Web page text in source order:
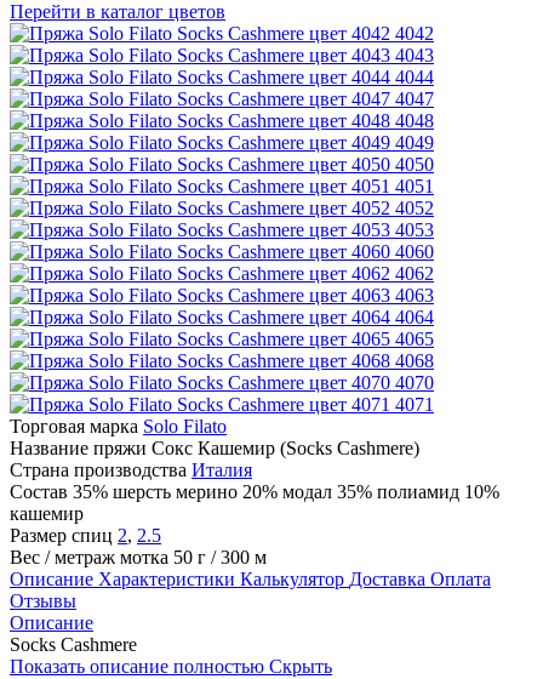
Перейти в каталог цветов
4042
4043
4044
4047
4048
4049
4050
4051
4052
4053
4060
4062
4063
4064
4065
4068
4070
4071
Торговая марка Solo Filato
Название пряжи Сокс Кашемир (Socks Cashmere)
Страна производства Италия
Состав 35% шерсть мерино 20% модал 35% полиамид 10%
кашемир
Размер спиц 2, 2.5
Вес / метраж мотка 50 г / 300 м
Описание Характеристики Калькулятор Доставка Оплата
Отзывы
Описание
Socks Cashmere
Показать описание полностью Скрыть